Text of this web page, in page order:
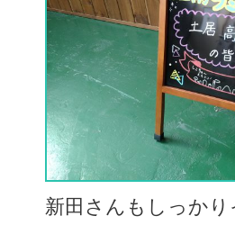
新田さんもしっか